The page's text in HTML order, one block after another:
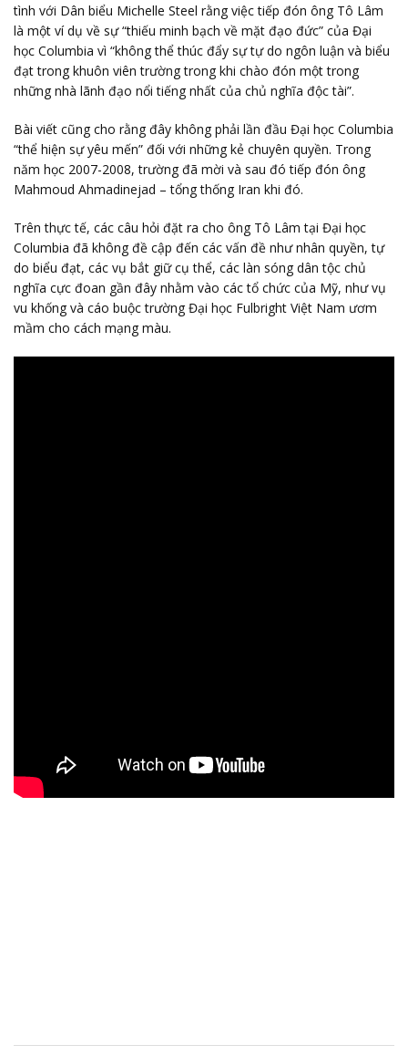
tình với Dân biểu Michelle Steel rằng việc tiếp đón ông Tô Lâm
là một ví dụ về sự “thiếu minh bạch về mặt đạo đức” của Đại
học Columbia vì “không thể thúc đẩy sự tự do ngôn luận và biểu
đạt trong khuôn viên trường trong khi chào đón một trong
những nhà lãnh đạo nổi tiếng nhất của chủ nghĩa độc tài”.
Bài viết cũng cho rằng đây không phải lần đầu Đại học Columbia
“thể hiện sự yêu mến” đối với những kẻ chuyên quyền. Trong
năm học 2007-2008, trường đã mời và sau đó tiếp đón ông
Mahmoud Ahmadinejad – tổng thống Iran khi đó.
Trên thực tế, các câu hỏi đặt ra cho ông Tô Lâm tại Đại học
Columbia đã không đề cập đến các vấn đề như nhân quyền, tự
do biểu đạt, các vụ bắt giữ cụ thể, các làn sóng dân tộc chủ
nghĩa cực đoan gần đây nhằm vào các tổ chức của Mỹ, như vụ
vu khống và cáo buộc trường Đại học Fulbright Việt Nam ươm
mầm cho cách mạng màu.